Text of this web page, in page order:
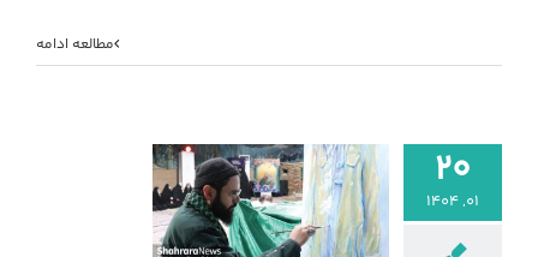
مطالعه ادامه
۲۰
۰۱, ۱۴۰۴